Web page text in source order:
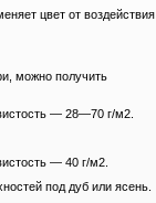
цвет от воздействия
можно получить
— 28—70 г/м2.
— 40 г/м2.
под дуб или ясень.